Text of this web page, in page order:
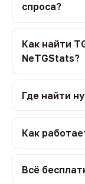
спроса?
Как найти
NeTGStats?
Где найти
Как
Всё